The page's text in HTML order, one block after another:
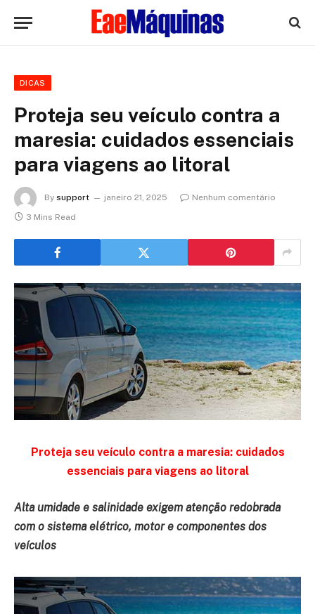
DICAS
Proteja seu veículo contra a
maresia: cuidados essenciais
para viagens ao litoral
By support janeiro 21, 2025
Nenhum comentário
3 Mins Read
Proteja seu veículo contra a maresia: cuidados
essenciais para viagens ao litoral
Alta umidade e salinidade exigem atenção redobrada
com o sistema elétrico, motor e componentes dos
veículos